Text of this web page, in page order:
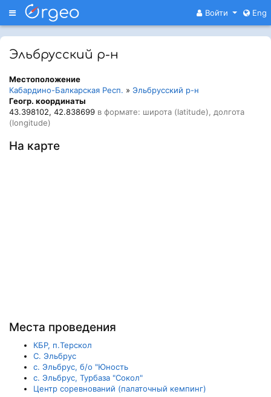
Меню Войти Eng
Эльбрусский р-н
Местоположение
Кабардино-Балкарская Респ. » Эльбрусский р-н
Геогр. координаты
43.398102, 42.838699 в формате: широта (latitude), долгота
(longitude)
На карте
Места проведения
КБР, п.Терскол
С. Эльбрус
с. Эльбрус, б/о "Юность
с. Эльбрус, Турбаза "Сокол"
Центр соревнований (палаточный кемпинг)